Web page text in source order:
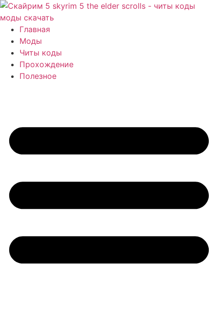
Перейти
к
содержимому
Главная
Моды
Читы коды
Прохождение
Полезное